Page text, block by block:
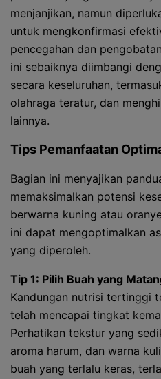
menjanjikan, namun
untuk mengkonfirmasi
pencegahan dan
ini sebaiknya diimbangi
secara keseluruhan,
olahraga teratur, dan
lainnya.
Tips Pemanfaatan
Bagian ini menyajikan
memaksimalkan potensi
berwarna kuning atau
ini dapat mengoptimalkan
yang diperoleh.
Tip 1: Pilih Buah yang
Kandungan nutrisi tertinggi
telah mencapai tingkat
Perhatikan tekstur yang
aroma harum, dan warna
buah yang terlalu keras,